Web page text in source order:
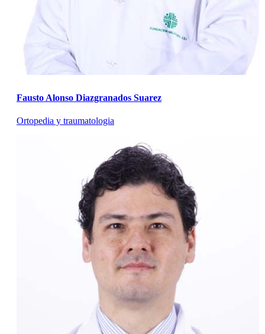
Fausto Alonso Diazgranados Suarez
Ortopedia y traumatologia